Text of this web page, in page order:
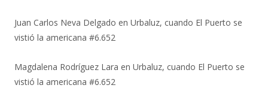
Juan Carlos Neva Delgado en Urbaluz, cuando El Puerto se
vistió la americana #6.652
Magdalena Rodríguez Lara en Urbaluz, cuando El Puerto se
vistió la americana #6.652